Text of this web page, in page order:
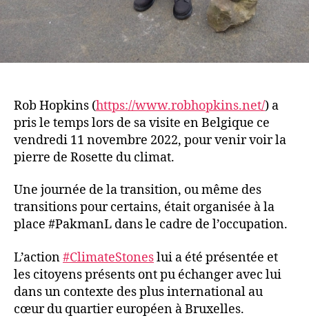
Rob Hopkins (https://www.robhopkins.net/) a
pris le temps lors de sa visite en Belgique ce
vendredi 11 novembre 2022, pour venir voir la
pierre de Rosette du climat.
Une journée de la transition, ou même des
transitions pour certains, était organisée à la
place #PakmanL dans le cadre de l’occupation.
L’action#ClimateStoneslui a été présentée et
les citoyens présents ont pu échanger avec lui
dans un contexte des plus international au
cœur du quartier européen à Bruxelles.